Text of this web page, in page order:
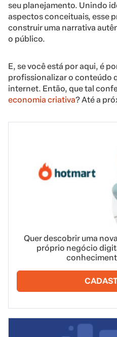
seu planejamento. Unindo
aspectos conceituais, esse
construir uma narrativa
o público.
E, se você está por aqui, é
profissionalizar o conteúdo
internet. Então, que tal
economia criativa? Até a
Quer descobrir uma
próprio negócio